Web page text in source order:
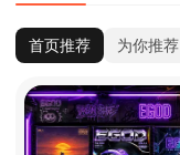
首页推荐 为你推荐